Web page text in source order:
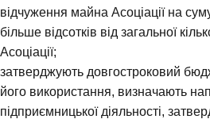
відчуження майна Асоціації на
більше відсотків від загальної
Асоціації;
затверджують довгостроковий
його використання, визначають
підприємницької діяльності,